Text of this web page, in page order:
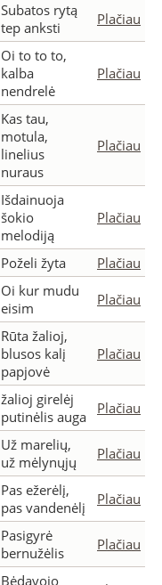
Subatos rytą
tep anksti
Plačiau
Oi to to to,
kalba
nendrelė
Plačiau
Kas tau,
motula,
linelius
nuraus
Plačiau
Išdainuoja
šokio
melodiją
Plačiau
Poželi žyta Plačiau
Oi kur mudu
eisim
Plačiau
Rūta žalioj,
blusos kalį
papjovė
Plačiau
žalioj girelėj
putinėlis auga
Plačiau
Už marelių,
už mėlynųjų
Plačiau
Pas ežerėlį,
pas vandenėlį
Plačiau
Pasigyrė
bernužėlis
Plačiau
Bėdavojo